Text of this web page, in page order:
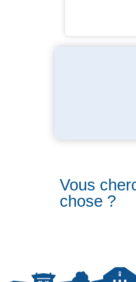
Vous
chose ?